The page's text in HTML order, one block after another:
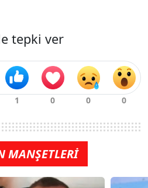
tepki ver
MANŞETLERİ